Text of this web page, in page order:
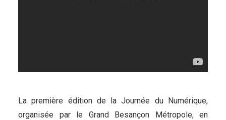
La première édition de la Journée du Numérique,
organisée par le Grand Besançon Métropole, en